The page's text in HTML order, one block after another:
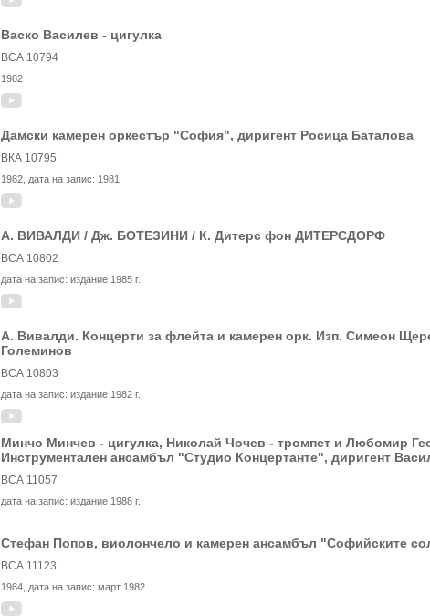
Васко Василев - цигулка
ВСА 10794
1982
Дамски камерен оркестър "София", диригент Росица Баталова
ВКА 10795
1982 , дата на запис: 1981
А. ВИВАЛДИ / Дж. БОТЕЗИНИ / К. Дитерс фон ДИТЕРСДОРФ
ВСА 10802
дата на запис: издание 1985 г.
А. Вивалди. Концерти за флейта и камерен орк. Изп. Симеон
Големинов
ВСА 10803
дата на запис: издание 1982 г.
Минчо Минчев - цигулка, Николай Чочев - тромпет и Любомир
Инструментален ансамбъл "Студио Концертанте", диригент
ВСА 11057
дата на запис: издание 1988 г.
Стефан Попов, виолончело и камерен ансамбъл "Софийските
ВСА 11123
1984 , дата на запис: март 1982